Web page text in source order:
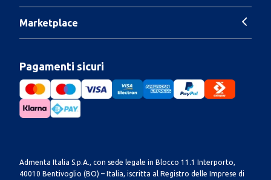
Marketplace
Pagamenti sicuri
Admenta Italia S.p.A., con sede legale in Blocco 11.1 Interporto,
40010 Bentivoglio (BO) – Italia, iscritta al Registro delle Imprese di